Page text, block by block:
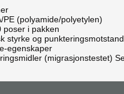
PE (polyamide/polyetylen)
poser i pakken
styrke og punkteringsmotstand
egenskaper
(migrasjonstestet)